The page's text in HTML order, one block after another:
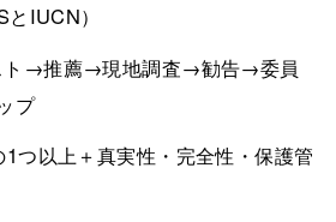
IUCN）
ト→推薦→現地調査→勧告→委員
プ
つ以上＋真実性・完全性・保護管